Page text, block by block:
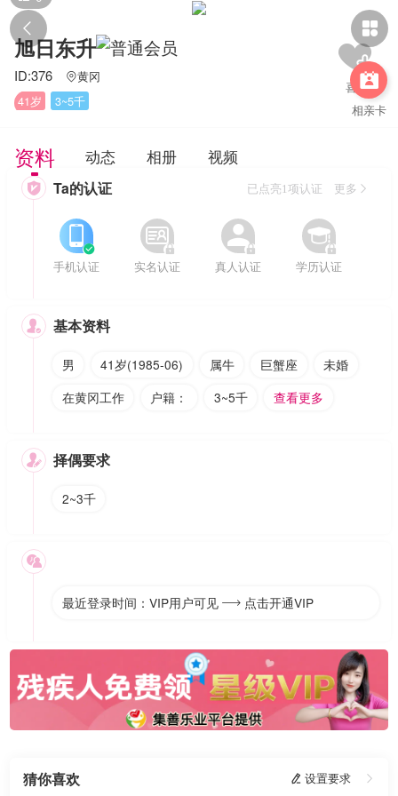
 

相亲卡
旭日东升
ID:376 黄冈
41岁
3~5千
资料 动态 相册 视频
 Ta的认证 已点亮1项认证 更多


手机认证


实名认证


真人认证


学历认证
 基本资料
男 41岁(1985-06) 属牛 巨蟹座
未婚
在黄冈工作
户籍： 3~5千 查看更多
 择偶要求
2~3千

最近登录时间：VIP用户可见  点击开通VIP
猜你喜欢  设置要求 